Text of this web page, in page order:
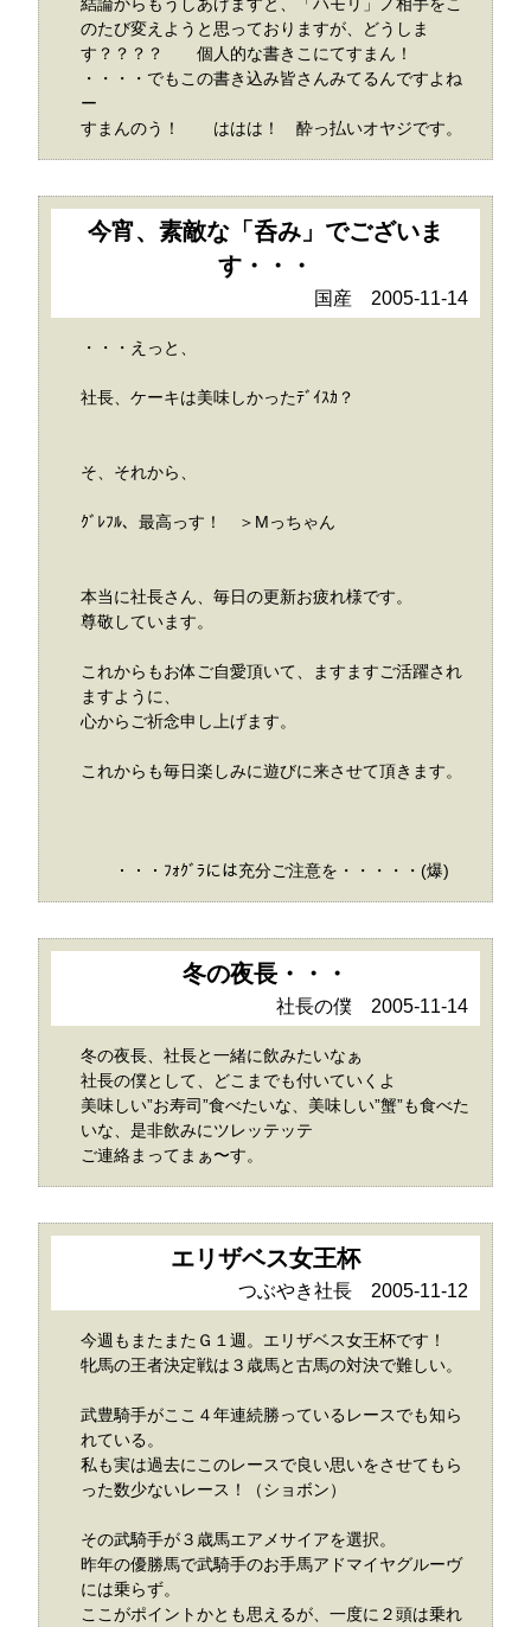
のたび変えようと思っておりますが、どうしま
す？？？？ 個人的な書きこにてすまん！
・・・・でもこの書き込み皆さんみてるんですよね
ー
すまんのう！ ははは！ 酔っ払いオヤジです。
今宵、素敵な「呑み」でございま
す・・・
国産 2005-11-14
・・・えっと、
社長、ケーキは美味しかったﾃﾞｲｽｶ？
そ、それから、
ｸﾞﾚﾌﾙ、最高っす！ ＞Mっちゃん
本当に社長さん、毎日の更新お疲れ様です。
尊敬しています。
これからもお体ご自愛頂いて、ますますご活躍され
ますように、
心からご祈念申し上げます。
これからも毎日楽しみに遊びに来させて頂きます。
・・・ﾌｫｸﾞﾗには充分ご注意を・・・・・(爆)
冬の夜長・・・
社長の僕 2005-11-14
冬の夜長、社長と一緒に飲みたいなぁ
社長の僕として、どこまでも付いていくよ
美味しい”お寿司”食べたいな、美味しい”蟹”も食べた
いな、是非飲みにツレッテッテ
ご連絡まってまぁ〜す。
エリザベス女王杯
つぶやき社長 2005-11-12
今週もまたまたＧ１週。エリザベス女王杯です！
牝馬の王者決定戦は３歳馬と古馬の対決で難しい。
武豊騎手がここ４年連続勝っているレースでも知ら
れている。
私も実は過去にこのレースで良い思いをさせてもら
った数少ないレース！（ショボン）
その武騎手が３歳馬エアメサイアを選択。
昨年の優勝馬で武騎手のお手馬アドマイヤグルーヴ
には乗らず。
ここがポイントかとも思えるが、一度に２頭は乗れ